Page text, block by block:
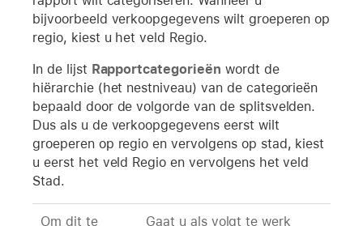
bijvoorbeeld verkoopgegevens wilt groeperen op
regio, kiest u het veld Regio.
In de lijst Rapportcategorieën wordt de
hiërarchie (het nestniveau) van de categorieën
bepaald door de volgorde van de splitsvelden.
Dus als u de verkoopgegevens eerst wilt
groeperen op regio en vervolgens op stad, kiest
u eerst het veld Regio en vervolgens het veld
Stad.
Om dit te
Gaat u als volgt te werk